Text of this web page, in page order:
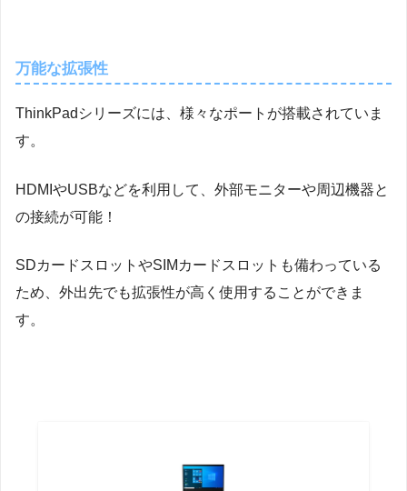
万能な拡張性
ThinkPadシリーズには、様々なポートが搭載されていま
す。
HDMIやUSBなどを利用して、外部モニターや周辺機器と
の接続が可能！
SDカードスロットやSIMカードスロットも備わっている
ため、外出先でも拡張性が高く使用することができま
す。